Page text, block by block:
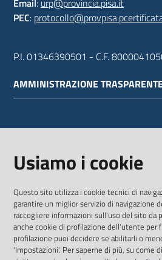
Email: urp@provincia.pisa.it
PEC:
P.I. 01346390501 - C.F.
AMMINISTRAZIONE
SEGUICI SU
TwitterFacebookYoutube
Usiamo i cookie
Questo sito utilizza i cookie tecnici di
garantire un miglior servizio di navigazione
raccogliere informazioni sull'uso del sito da
anche cookie di profilazione dell'utente per
profilazione puoi decidere se abilitarli o
'Impostazioni'. Per saperne di più, su come